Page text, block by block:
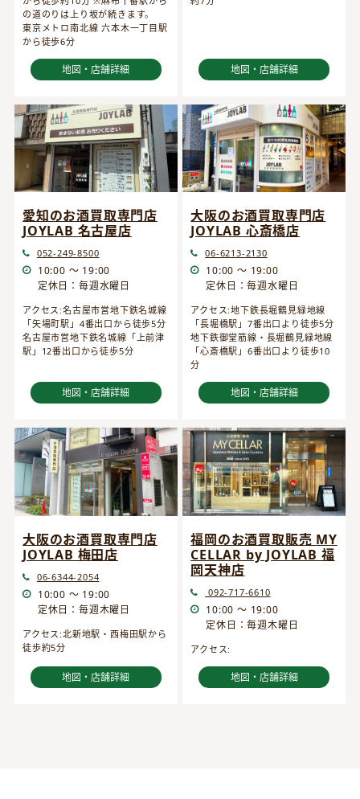
の道のりは上り坂が続きます。
東京メトロ南北線 六本木一丁目駅
から徒歩6分
地図・店舗詳細 地図・店舗詳細
愛知のお酒買取専門店
JOYLAB 名古屋店
052-249-8500
10:00 ～ 19:00
定休日：毎週水曜日
アクセス:名古屋市営地下鉄名城線
「矢場町駅」4番出口から徒歩5分
名古屋市営地下鉄名城線「上前津
駅」12番出口から徒歩5分
地図・店舗詳細
大阪のお酒買取専門店
JOYLAB 心斎橋店
06-6213-2130
10:00 ～ 19:00
定休日：毎週水曜日
アクセス:地下鉄長堀鶴見緑地線
「長堀橋駅」7番出口より徒歩5分
地下鉄御堂筋線・長堀鶴見緑地線
「心斎橋駅」6番出口より徒歩10
分
地図・店舗詳細
大阪のお酒買取専門店
JOYLAB 梅田店
06-6344-2054
10:00 ～ 19:00
定休日：毎週木曜日
アクセス:北新地駅・西梅田駅から
徒歩約5分
地図・店舗詳細
福岡のお酒買取販売 MY
CELLAR by JOYLAB 福
岡天神店
092-717-6610
10:00 ～ 19:00
定休日：毎週木曜日
アクセス:
地図・店舗詳細